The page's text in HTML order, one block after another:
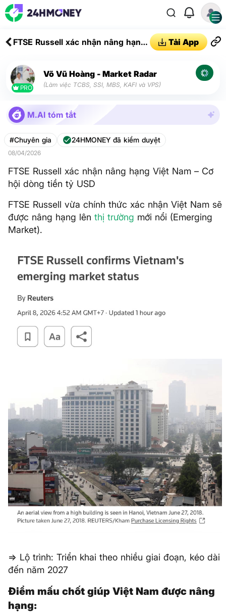
FTSE Russell xác nhận nâng hạng
USD
Tải App
PRO
Võ Vũ Hoàng - Market Radar
(Làm việc TCBS, SSI, MBS, KAFI và VPS)
M.AI tóm tắt
#Chuyên gia 24HMONEY đã kiểm duyệt
08/04/2026
FTSE Russell xác nhận nâng hạng Việt Nam – Cơ
hội dòng tiền tỷ USD
FTSE Russell vừa chính thức xác nhận Việt Nam sẽ
được nâng hạng lên thị trường mới nổi (Emerging
Market).
=> Lộ trình: Triển khai theo nhiều giai đoạn, kéo dài
đến năm 2027
Điểm mấu chốt giúp Việt Nam được nâng
hạng: